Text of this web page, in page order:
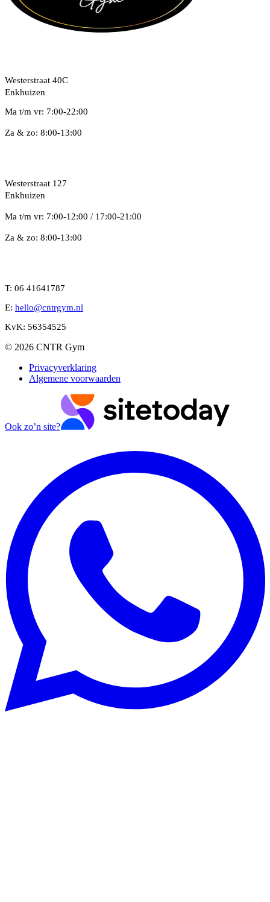
Westerstraat 40C
Enkhuizen
Ma t/m vr: 7:00-22:00
Za & zo: 8:00-13:00
Westerstraat 127
Enkhuizen
Ma t/m vr: 7:00-12:00 / 17:00-21:00
Za & zo: 8:00-13:00
T: 06 41641787
E: hello@cntrgym.nl
KvK: 56354525
© 2026 CNTR Gym
Privacyverklaring
Algemene voorwaarden
Ook zo’n site?